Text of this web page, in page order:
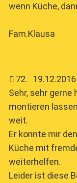
wenn Küche,
Fam.Klausa
72. 19.12.2016
Sehr, sehr
montieren
weit.
Er konnte mir
Küche mit
weiterhelfen.
Leider ist diese